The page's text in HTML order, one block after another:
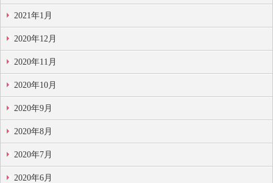
2021年1月
2020年12月
2020年11月
2020年10月
2020年9月
2020年8月
2020年7月
2020年6月